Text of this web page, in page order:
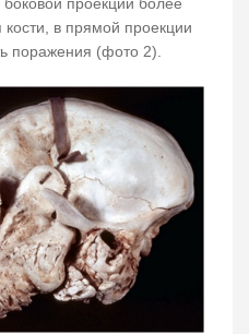
проекции более
в прямой проекции
поражения (фото 2).